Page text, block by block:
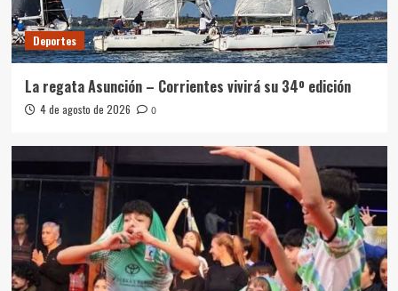
Deportes
La regata Asunción – Corrientes vivirá su 34º edición
4 de agosto de 2026 0